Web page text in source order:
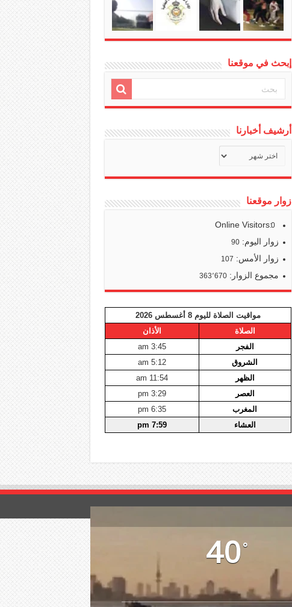
إبحث في موقعنا
أرشيف أخبارنا
أخبارنا
زوار موقعنا
Online Visitors:
0
زوار اليوم:90
زوار الأمس: 107
مجموع الزوار:363٬670
مواقيت الصلاة لليوم 8 أغسطس 2026
الصلاة
الأذان
الفجر
3:45 am
الشروق
5:12 am
الظهر
11:54 am
العصر
3:29 pm
المغرب
6:35 pm
العشاء
7:59 pm
40°